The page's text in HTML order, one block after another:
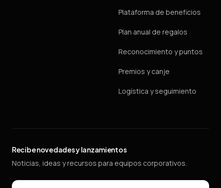
Plataforma de beneficios
Plan anual de regalos
Reconocimiento y puntos
Premios y canje
Logística y seguimiento
Recibe novedades y lanzamientos
Noticias, ideas y recursos para equipos corporativos.
Email